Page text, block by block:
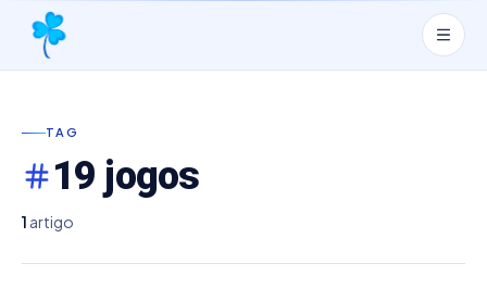
TAG
19 jogos
1 artigo